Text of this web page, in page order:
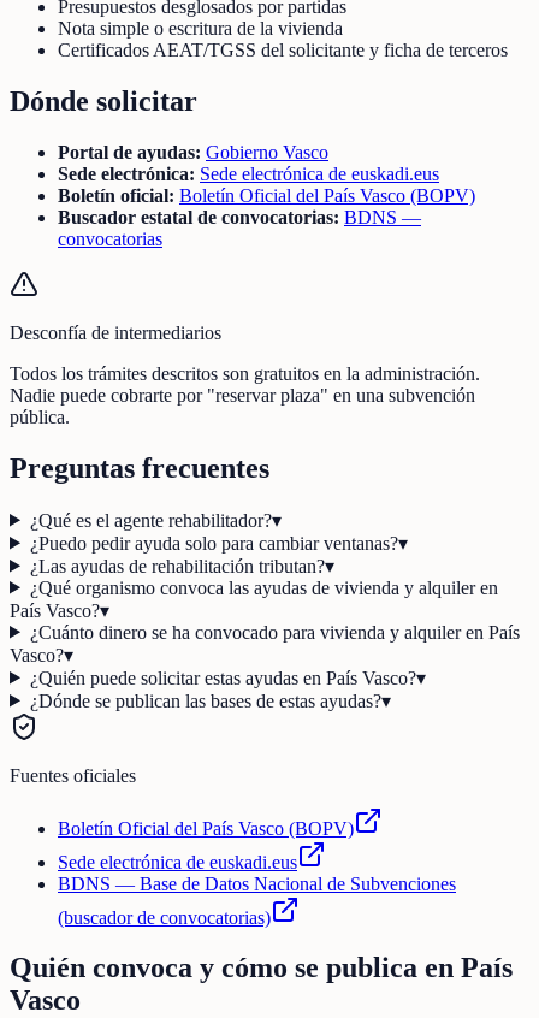
Presupuestos desglosados por partidas
Nota simple o escritura de la vivienda
Certificados AEAT/TGSS del solicitante y ficha de terceros
Dónde solicitar
Portal de ayudas: Gobierno Vasco
Sede electrónica: Sede electrónica de euskadi.eus
Boletín oficial: Boletín Oficial del País Vasco (BOPV)
Buscador estatal de convocatorias: BDNS —
convocatorias
Desconfía de intermediarios
Todos los trámites descritos son gratuitos en la administración.
Nadie puede cobrarte por "reservar plaza" en una subvención
pública.
Preguntas frecuentes
¿Qué es el agente rehabilitador?▾
¿Puedo pedir ayuda solo para cambiar ventanas?▾
¿Las ayudas de rehabilitación tributan?▾
¿Qué organismo convoca las ayudas de vivienda y alquiler en
País Vasco?▾
¿Cuánto dinero se ha convocado para vivienda y alquiler en País
Vasco?▾
¿Quién puede solicitar estas ayudas en País Vasco?▾
¿Dónde se publican las bases de estas ayudas?▾
Fuentes oficiales
Boletín Oficial del País Vasco (BOPV)
Sede electrónica de euskadi.eus
BDNS — Base de Datos Nacional de Subvenciones
(buscador de convocatorias)
Quién convoca y cómo se publica en País
Vasco